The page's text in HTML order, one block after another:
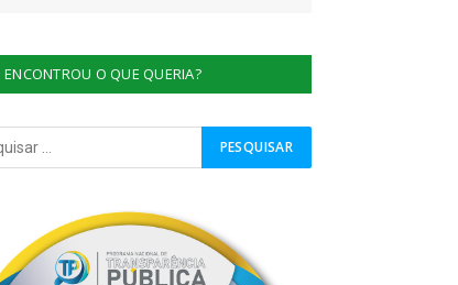
O QUE QUERIA?